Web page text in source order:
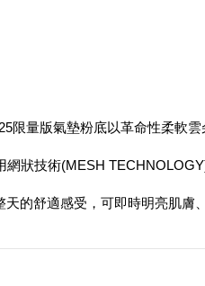
限量版氣墊粉底以革命性柔軟
網狀技術(MESH
的舒適感受，可即時明亮肌膚